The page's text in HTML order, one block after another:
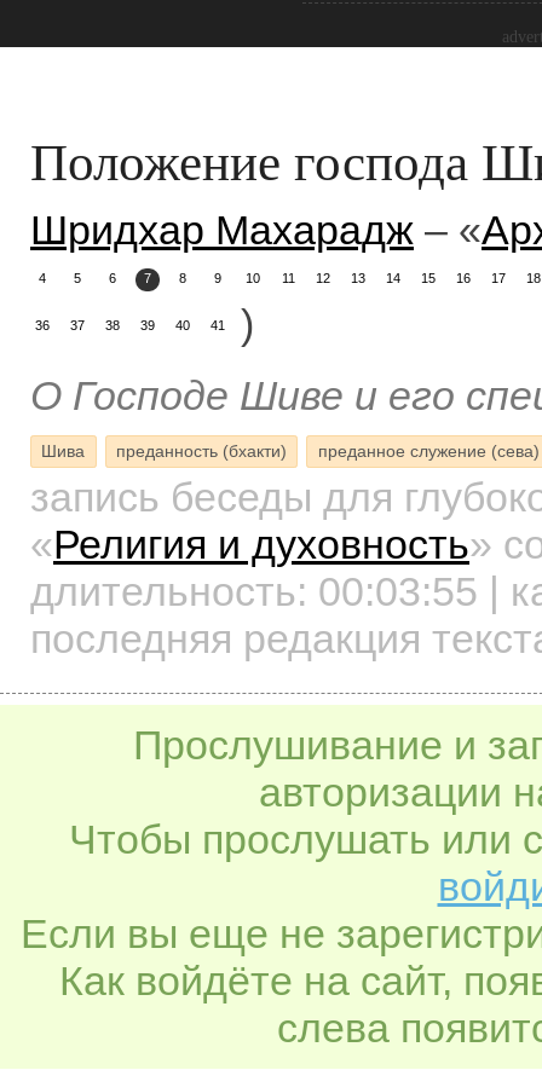
Положение господа
Шридхар Махарадж – «
4 5 6 7 8 9 10 11 12 13 14 15 16 17 18
36 37 38 39 40 41
)
О Господе Шиве и его
Шива преданность (бхакти) преданное служение (сева)
запись беседы для
«Религия и духовность»
длительность: 00:03:55 |
последняя редакция
Прослушивание и
авторизации
Чтобы прослушать или
Если вы еще не
Как войдёте на сайт,
слева